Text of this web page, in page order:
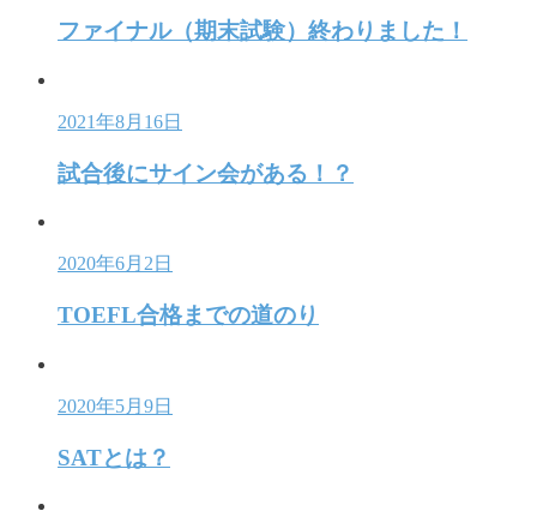
ファイナル（期末試験）終わりました！
2021年8月16日
試合後にサイン会がある！？
2020年6月2日
TOEFL合格までの道のり
2020年5月9日
SATとは？